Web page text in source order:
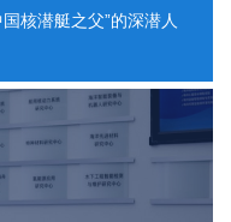
核潜艇之父”的深潜人